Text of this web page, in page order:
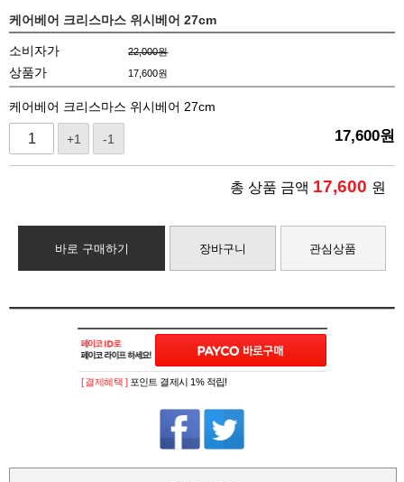
케어베어 크리스마스 위시베어 27cm
소비자가 22,000원
상품가 17,600원
케어베어 크리스마스 위시베어 27cm
+1 -1 17,600원
총 상품 금액 17,600 원
바로 구매하기 장바구니 관심상품
[ 결제혜택 ] 포인트 결제시 1% 적립!